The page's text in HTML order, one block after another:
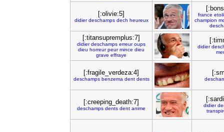
[:olivie:5]
didier deschamps dech heureux
france
champion
[:titansupremplus:7]
didier deschamps erreur oups
dieu horreur peur mince dieu
grave effraye
didier
[:fragile_verdeza:4]
deschamps benzema dent dents
[:creeping_death:7]
deschamps dents dent anime
didier